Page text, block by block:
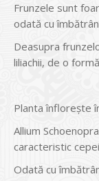
Frunzele sunt
odată cu
Deasupra
liliachii, de o
Planta înfloreşte
Allium
caracteristic
Odată cu